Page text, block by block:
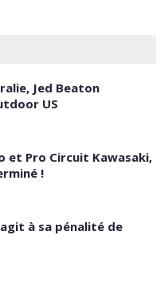
Jed Beaton
US
et Pro Circuit Kawasaki,
!
à sa pénalité de